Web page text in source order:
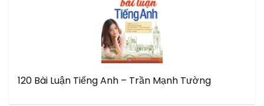
120 Bài Luận Tiếng Anh – Trần Mạnh Tường